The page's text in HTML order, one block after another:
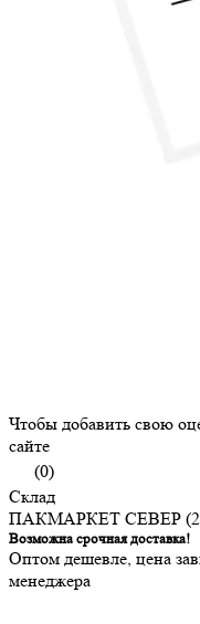
Чтобы добавить свою
сайте
(0)
Склад
ПАКМАРКЕТ СЕВЕР (2й
Возможна срочная доставка!
Оптом дешевле, цена
менеджера